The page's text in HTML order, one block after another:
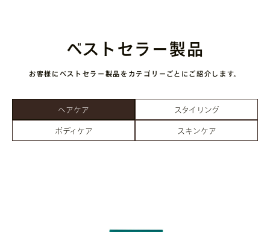
ベストセラー製品
お客様にベストセラー製品をカテゴリーごとにご紹介します。
ヘアケア
スタイリング
ボディケア
スキンケア